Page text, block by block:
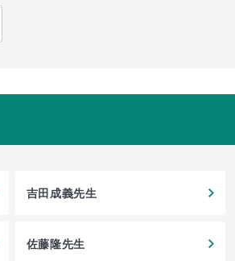
吉田成義先生
佐藤隆先生